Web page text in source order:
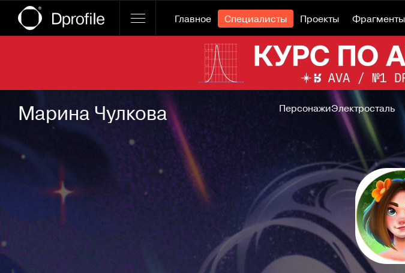
Главное Специалисты Проекты Фрагменты
Марина Чулкова ПерсонажиЭлектросталь